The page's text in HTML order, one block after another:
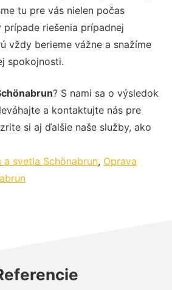
tu pre vás nielen počas
prípade riešenia prípadnej
vždy berieme vážne a snažíme
spokojnosti.
? S nami sa o výsledok
a kontaktujte nás pre
si aj ďalšie naše služby, ako
svetla Schönabrun, Oprava